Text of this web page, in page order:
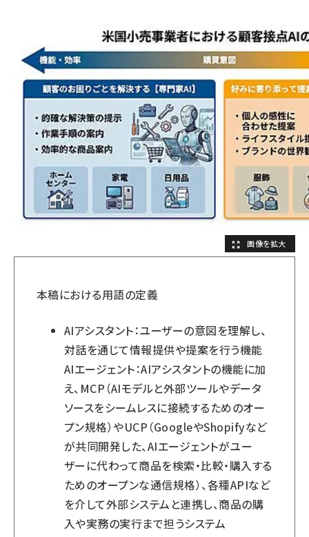
本稿における用語の定義
AIアシスタント：ユーザーの意図を理解し、
対話を通じて情報提供や提案を行う機能
AIエージェント：AIアシスタントの機能に加
え、MCP（AIモデルと外部ツールやデータ
ソースをシームレスに接続するためのオー
プン規格）やUCP（GoogleやShopifyなど
が共同開発した、AIエージェントがユー
ザーに代わって商品を検索・比較・購入する
ためのオープンな通信規格）、各種APIなど
を介して外部システムと連携し、商品の購
入や実務の実行まで担うシステム